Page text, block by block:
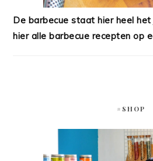
De barbecue staat hier heel
hier alle barbecue recepten op
#SHOP